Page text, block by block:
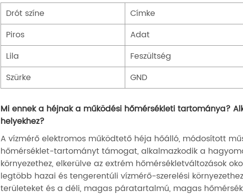
Drót színe Címke
Piros
Adat
Lila
Feszültség
Szürke
GND
Mi ennek a héjnak a működési hőmérsékleti tartománya?
helyekhez?
A vízmérő elektromos működtető héja hőálló, módosított
hőmérséklet-tartományt támogat, alkalmazkodik a
környezethez, elkerülve az extrém hőmérsékletváltozások
legtöbb hazai és tengerentúli vízmérő-szerelési
területeket és a déli, magas páratartalmú, magas